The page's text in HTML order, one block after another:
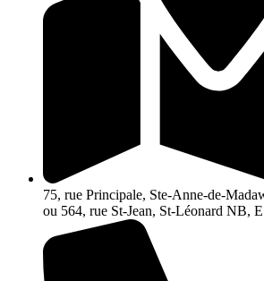
75, rue Principale, Ste-Anne-de-
ou 564, rue St-Jean, St-Léonard NB,